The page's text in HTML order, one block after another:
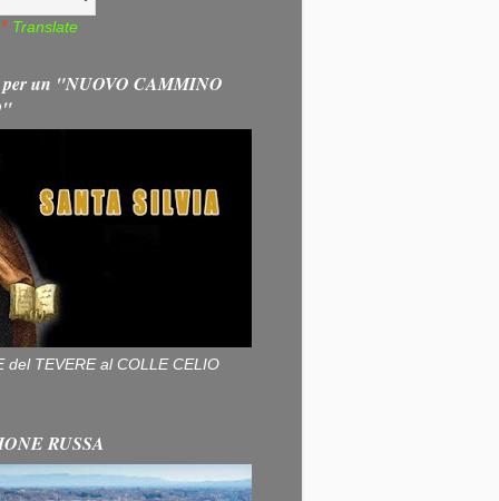
Translate
per un "NUOVO CAMMINO
del TEVERE al COLLE CELIO
RUSSA